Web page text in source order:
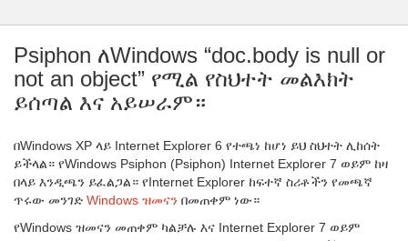
Psiphon ለWindows “doc.body is null or
not an object” የሚል የስህተት መልእክት
ይሰጣል እና አይሠራም።
በWindows XP ላይ Internet Explorer 6 የተጫነ ከሆነ ይህ ስህተት ሊከሰት
ይችላል። የWindows Psiphon (Psiphon) Internet Explorer 7 ወይም ከዛ
በላይ እንዲጫን ይፈልጋል። የInternet Explorer ከፍተኛ ስሪቶችን የመጫኛ
ጥሩው መንገድ Windows ዝመናን በመጠቀም ነው።
የWindows ዝመናን መጠቀም ካልቻሉ እና Internet Explorer 7 ወይም